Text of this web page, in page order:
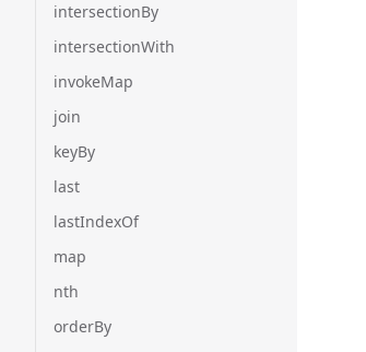
intersectionBy
intersectionWith
invokeMap
join
keyBy
last
lastIndexOf
map
nth
orderBy